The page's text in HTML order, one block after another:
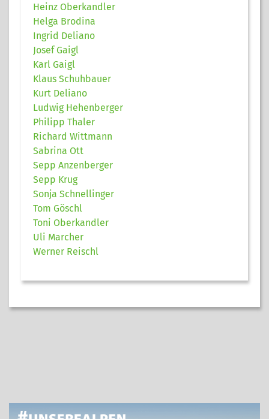
Heinz Oberkandler
Helga Brodina
Ingrid Deliano
Josef Gaigl
Karl Gaigl
Klaus Schuhbauer
Kurt Deliano
Ludwig Hehenberger
Philipp Thaler
Richard Wittmann
Sabrina Ott
Sepp Anzenberger
Sepp Krug
Sonja Schnellinger
Tom Göschl
Toni Oberkandler
Uli Marcher
Werner Reischl